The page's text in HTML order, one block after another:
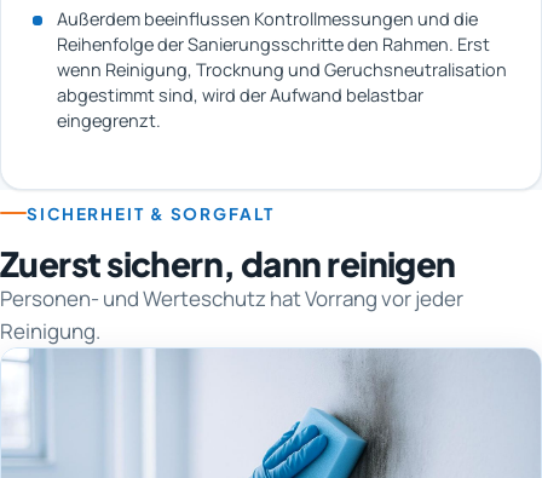
Außerdem beeinflussen Kontrollmessungen und die
Reihenfolge der Sanierungsschritte den Rahmen. Erst
wenn Reinigung, Trocknung und Geruchsneutralisation
abgestimmt sind, wird der Aufwand belastbar
eingegrenzt.
SICHERHEIT & SORGFALT
Zuerst sichern, dann reinigen
Personen- und Werteschutz hat Vorrang vor jeder
Reinigung.